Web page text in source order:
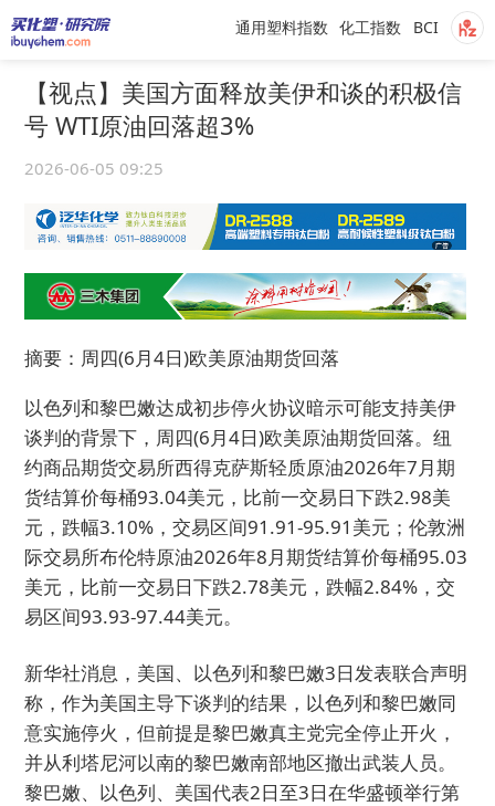
BCI
化工指数
通用塑料指数
【视点】美国方面释放美伊和谈的积极信
号 WTI原油回落超3%
2026-06-05 09:25
摘要：周四(6月4日)欧美原油期货回落
以色列和黎巴嫩达成初步停火协议暗示可能支持美伊
谈判的背景下，周四(6月4日)欧美原油期货回落。纽
约商品期货交易所西得克萨斯轻质原油2026年7月期
货结算价每桶93.04美元，比前一交易日下跌2.98美
元，跌幅3.10%，交易区间91.91-95.91美元；伦敦洲
际交易所布伦特原油2026年8月期货结算价每桶95.03
美元，比前一交易日下跌2.78美元，跌幅2.84%，交
易区间93.93-97.44美元。
新华社消息，美国、以色列和黎巴嫩3日发表联合声明
称，作为美国主导下谈判的结果，以色列和黎巴嫩同
意实施停火，但前提是黎巴嫩真主党完全停止开火，
并从利塔尼河以南的黎巴嫩南部地区撤出武装人员。
黎巴嫩、以色列、美国代表2日至3日在华盛顿举行第